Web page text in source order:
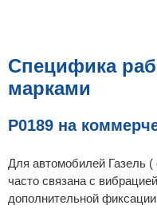
Специфика
марками
P0189 на
Для автомобилей Газель
часто связана с
дополнительной